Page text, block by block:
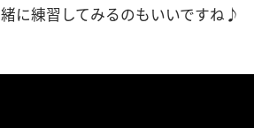
に練習してみるのもいいですね♪